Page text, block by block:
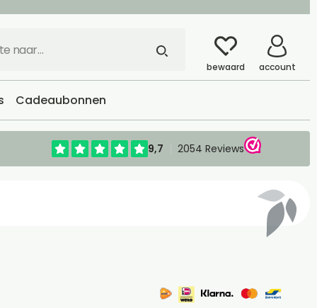
bewaard account
Cadeaubonnen